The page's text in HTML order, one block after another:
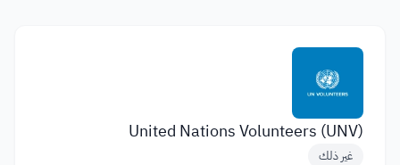
United Nations Volunteers (UNV)
غير ذلك